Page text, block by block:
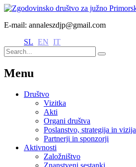
E-mail: annaleszdjp@gmail.com
SL EN IT
Menu
Društvo
Vizitka
Akti
Organi društva
Poslanstvo, strategija in vizija
Partnerji in sponzorji
Aktivnosti
Založništvo
Znanstveni sestanki